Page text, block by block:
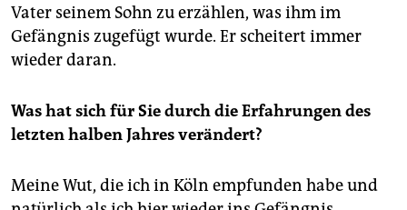
Vater seinem Sohn zu erzählen, was ihm im
Gefängnis zugefügt wurde. Er scheitert immer
wieder daran.
Was hat sich für Sie durch die Erfahrungen des
letzten halben Jahres verändert?
Meine Wut, die ich in Köln empfunden habe und